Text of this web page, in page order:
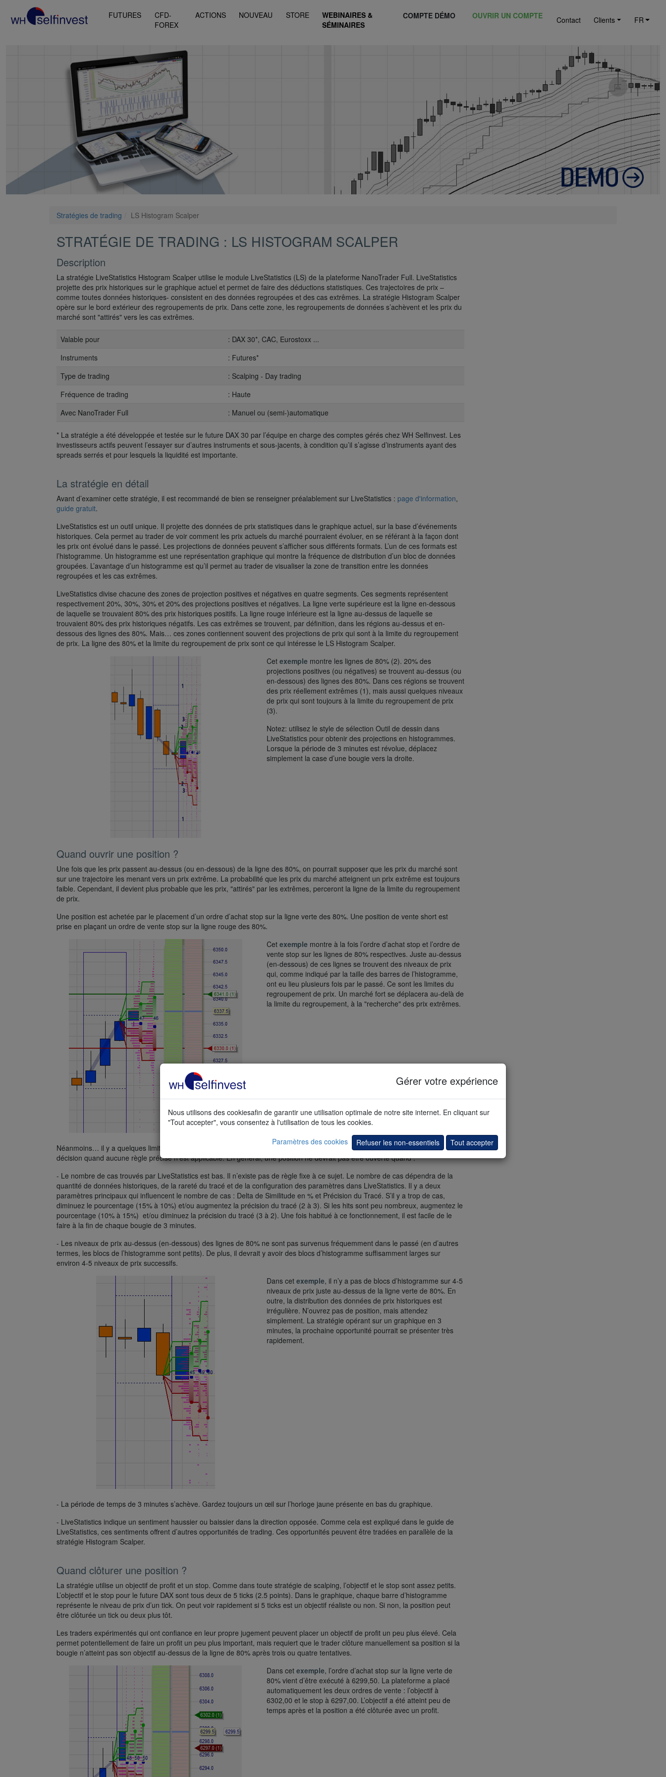
FUTURES
CFD-
FOREX
ACTIONS NOUVEAU STORE
WEBINAIRES &
SÉMINAIRES
COMPTE DÉMO OUVRIR UN COMPTE Contact Clients FR
Stratégies de trading LS Histogram Scalper
STRATÉGIE DE TRADING : LS HISTOGRAM SCALPER
Description
La stratégie LiveStatistics Histogram Scalper utilise le module LiveStatistics (LS) de la plateforme NanoTrader Full. LiveStatistics
projette des prix historiques sur le graphique actuel et permet de faire des déductions statistiques. Ces trajectoires de prix –
comme toutes données historiques- consistent en des données regroupées et des cas extrêmes. La stratégie Histogram Scalper
opère sur le bord extérieur des regroupements de prix. Dans cette zone, les regroupements de données s’achèvent et les prix du
marché sont "attirés" vers les cas extrêmes.
Valable pour
: DAX 30*, CAC, Eurostoxx ...
Instruments
: Futures*
Type de trading
: Scalping - Day trading
Fréquence de trading
: Haute
Avec NanoTrader Full
: Manuel ou (semi-)automatique
* La stratégie a été développée et testée sur le future DAX 30 par l’équipe en charge des comptes gérés chez WH Selfinvest. Les
investisseurs actifs peuvent l’essayer sur d’autres instruments et sous-jacents, à condition qu’il s’agisse d’instruments ayant des
spreads serrés et pour lesquels la liquidité est importante.
La stratégie en détail
Avant d’examiner cette stratégie, il est recommandé de bien se renseigner préalablement sur LiveStatistics : page d'information,
guide gratuit.
LiveStatistics est un outil unique. Il projette des données de prix statistiques dans le graphique actuel, sur la base d’événements
historiques. Cela permet au trader de voir comment les prix actuels du marché pourraient évoluer, en se référant à la façon dont
les prix ont évolué dans le passé. Les projections de données peuvent s’afficher sous différents formats. L’un de ces formats est
l’histogramme. Un histogramme est une représentation graphique qui montre la fréquence de distribution d’un bloc de données
groupées. L’avantage d’un histogramme est qu’il permet au trader de visualiser la zone de transition entre les données
regroupées et les cas extrêmes.
LiveStatistics divise chacune des zones de projection positives et négatives en quatre segments. Ces segments représentent
respectivement 20%, 30%, 30% et 20% des projections positives et négatives. La ligne verte supérieure est la ligne en-dessous
de laquelle se trouvaient 80% des prix historiques positifs. La ligne rouge inférieure est la ligne au-dessus de laquelle se
trouvaient 80% des prix historiques négatifs. Les cas extrêmes se trouvent, par définition, dans les régions au-dessus et en-
dessous des lignes des 80%. Mais… ces zones contiennent souvent des projections de prix qui sont à la limite du regroupement
de prix. La ligne des 80% et la limite du regroupement de prix sont ce qui intéresse le LS Histogram Scalper.
Cet exemple montre les lignes de 80% (2). 20% des
projections positives (ou négatives) se trouvent au-dessus (ou
en-dessous) des lignes des 80%. Dans ces régions se trouvent
des prix réellement extrêmes (1), mais aussi quelques niveaux
de prix qui sont toujours à la limite du regroupement de prix
(3).
Notez: utilisez le style de sélection Outil de dessin dans
LiveStatistics pour obtenir des projections en histogrammes.
Lorsque la période de 3 minutes est révolue, déplacez
simplement la case d’une bougie vers la droite.
Quand ouvrir une position ?
Une fois que les prix passent au-dessus (ou en-dessous) de la ligne des 80%, on pourrait supposer que les prix du marché sont
sur une trajectoire les menant vers un prix extrême. La probabilité que les prix du marché atteignent un prix extrême est toujours
faible. Cependant, il devient plus probable que les prix, "attirés" par les extrêmes, perceront la ligne de la limite du regroupement
de prix.
Une position est achetée par le placement d’un ordre d’achat stop sur la ligne verte des 80%. Une position de vente short est
prise en plaçant un ordre de vente stop sur la ligne rouge des 80%.
Cet exemple montre à la fois l’ordre d’achat stop et l’ordre de
vente stop sur les lignes de 80% respectives. Juste au-dessus
(en-dessous) de ces lignes se trouvent des niveaux de prix
qui, comme indiqué par la taille des barres de l’histogramme,
ont eu lieu plusieurs fois par le passé. Ce sont les limites du
regroupement de prix. Un marché fort se déplacera au-delà de
la limite du regroupement, à la "recherche" des prix extrêmes.
Néanmoins… il y a quelques limitations. Comme toute stratégie de scalping, l’Histogram Scalper requiert que le trader prenne une
décision quand aucune règle précise n’est applicable. En général, une position ne devrait pas être ouverte quand :
- Le nombre de cas trouvés par LiveStatistics est bas. Il n’existe pas de règle fixe à ce sujet. Le nombre de cas dépendra de la
quantité de données historiques, de la rareté du tracé et de la configuration des paramètres dans LiveStatistics. Il y a deux
paramètres principaux qui influencent le nombre de cas : Delta de Similitude en % et Précision du Tracé. S’il y a trop de cas,
diminuez le pourcentage (15% à 10%) et/ou augmentez la précision du tracé (2 à 3). Si les hits sont peu nombreux, augmentez le
pourcentage (10% à 15%) et/ou diminuez la précision du tracé (3 à 2). Une fois habitué à ce fonctionnement, il est facile de le
faire à la fin de chaque bougie de 3 minutes.
- Les niveaux de prix au-dessus (en-dessous) des lignes de 80% ne sont pas survenus fréquemment dans le passé (en d’autres
termes, les blocs de l’histogramme sont petits). De plus, il devrait y avoir des blocs d’histogramme suffisamment larges sur
environ 4-5 niveaux de prix successifs.
Dans cet exemple, il n’y a pas de blocs d’histogramme sur 4-5
niveaux de prix juste au-dessus de la ligne verte de 80%. En
outre, la distribution des données de prix historiques est
irrégulière. N’ouvrez pas de position, mais attendez
simplement. La stratégie opérant sur un graphique en 3
minutes, la prochaine opportunité pourrait se présenter très
rapidement.
- La période de temps de 3 minutes s’achève. Gardez toujours un œil sur l’horloge jaune présente en bas du graphique.
- LiveStatistics indique un sentiment haussier ou baissier dans la direction opposée. Comme cela est expliqué dans le guide de
LiveStatistics, ces sentiments offrent d’autres opportunités de trading. Ces opportunités peuvent être tradées en parallèle de la
stratégie Histogram Scalper.
Quand clôturer une position ?
La stratégie utilise un objectif de profit et un stop. Comme dans toute stratégie de scalping, l’objectif et le stop sont assez petits.
L’objectif et le stop pour le future DAX sont tous deux de 5 ticks (2.5 points). Dans le graphique, chaque barre d’histogramme
représente le niveau de prix d’un tick. On peut voir rapidement si 5 ticks est un objectif réaliste ou non. Si non, la position peut
être clôturée un tick ou deux plus tôt.
Les traders expérimentés qui ont confiance en leur propre jugement peuvent placer un objectif de profit un peu plus élevé. Cela
permet potentiellement de faire un profit un peu plus important, mais requiert que le trader clôture manuellement sa position si la
bougie n’atteint pas son objectif au-dessus de la ligne de 80% après trois ou quatre tentatives.
Dans cet exemple, l’ordre d’achat stop sur la ligne verte de
80% vient d’être exécuté à 6299,50. La plateforme a placé
automatiquement les deux ordres de vente : l’objectif à
6302,00 et le stop à 6297,00. L’objectif a été atteint peu de
temps après et la position a été clôturée avec un profit.
Gérer votre expérience
Nous utilisons des cookiesafin de garantir une utilisation optimale de notre site internet. En cliquant sur
"Tout accepter", vous consentez à l'utilisation de tous les cookies.
Paramètres des cookies
Refuser les non-essentiels Tout accepter